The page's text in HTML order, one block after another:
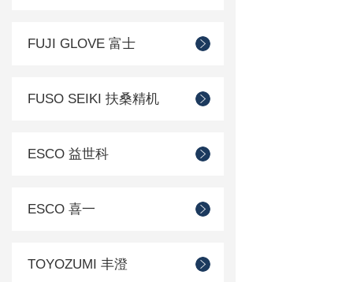
FUJI GLOVE 富士
FUSO SEIKI 扶桑精机
ESCO 益世科
ESCO 喜一
TOYOZUMI 丰澄